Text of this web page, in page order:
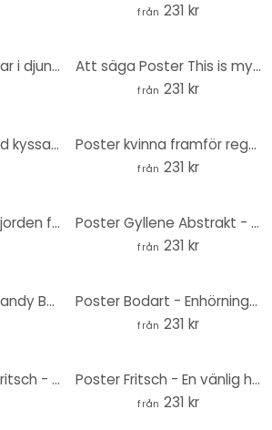
från 231 kr
Poster Gröna grenar i djungeln - Costa - Rund Att säga Poster This is my happy place med hjärta - Fritsch - Rund
från 231 kr
Poster Bonjour med kyssande mun - Fritsch - Rund Poster kvinna framför regnbågsbakgrund - Taudalpoi - Rund
från 231 kr
Poster med vy av jorden från rymden - Taudalpoi - Round Poster Gyllene Abstrakt - Hobday - Rund
från 231 kr
Poster Vågor vid Sandy Bay - Hobday - Runda Poster Bodart - Enhörningar finns på riktigt - Rund
från 231 kr
Poster Cocktail - Fritsch - Aperol Spritz- Rund Poster Fritsch - En vänlig hälsning - Runda
från 231 kr